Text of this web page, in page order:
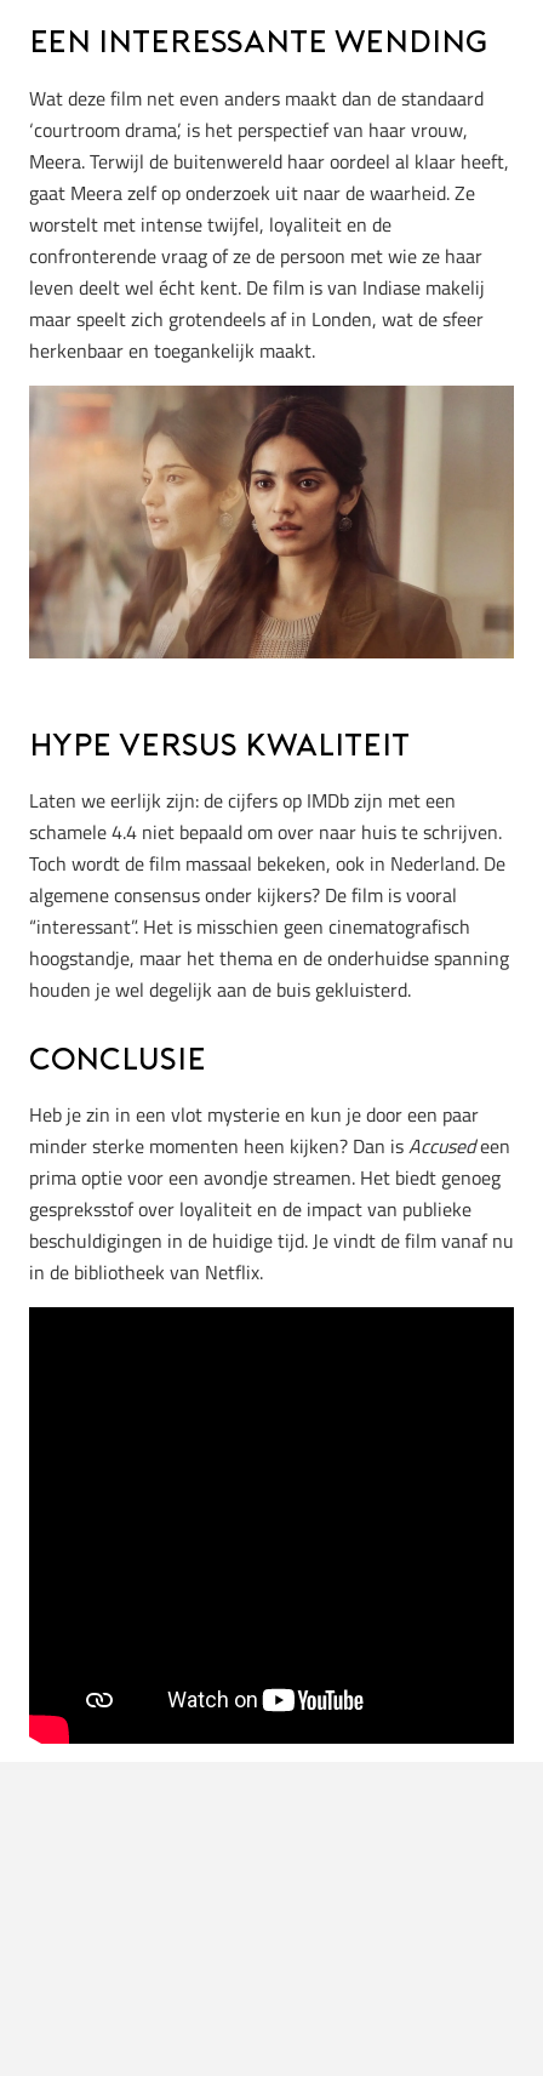
Een interessante wending
Wat deze film net even anders maakt dan de standaard
‘courtroom drama’, is het perspectief van haar vrouw,
Meera. Terwijl de buitenwereld haar oordeel al klaar heeft,
gaat Meera zelf op onderzoek uit naar de waarheid. Ze
worstelt met intense twijfel, loyaliteit en de
confronterende vraag of ze de persoon met wie ze haar
leven deelt wel écht kent. De film is van Indiase makelij
maar speelt zich grotendeels af in Londen, wat de sfeer
herkenbaar en toegankelijk maakt.
Hype versus kwaliteit
Laten we eerlijk zijn: de cijfers op IMDb zijn met een
schamele 4.4 niet bepaald om over naar huis te schrijven.
Toch wordt de film massaal bekeken, ook in Nederland. De
algemene consensus onder kijkers? De film is vooral
“interessant”. Het is misschien geen cinematografisch
hoogstandje, maar het thema en de onderhuidse spanning
houden je wel degelijk aan de buis gekluisterd.
Conclusie
Heb je zin in een vlot mysterie en kun je door een paar
minder sterke momenten heen kijken? Dan isAccusedeen
prima optie voor een avondje streamen. Het biedt genoeg
gespreksstof over loyaliteit en de impact van publieke
beschuldigingen in de huidige tijd. Je vindt de film vanaf nu
in de bibliotheek van Netflix.